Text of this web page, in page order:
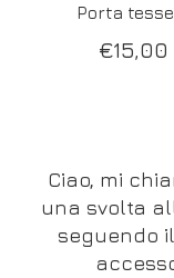
Porta
€15,00
Ciao, mi
una svolta
seguendo